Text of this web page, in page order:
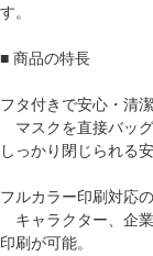
す。
■ 商品の特長
フタ付きで安心・清
マスクを直接バッ
しっかり閉じられる安
フルカラー印刷対応
キャラクター、企
印刷が可能。